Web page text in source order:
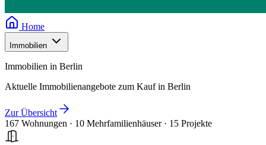
Home
Immobilien
Immobilien in Berlin
Aktuelle Immobilienangebote zum Kauf in Berlin
Zur Übersicht
167 Wohnungen · 10 Mehrfamilienhäuser · 15 Projekte